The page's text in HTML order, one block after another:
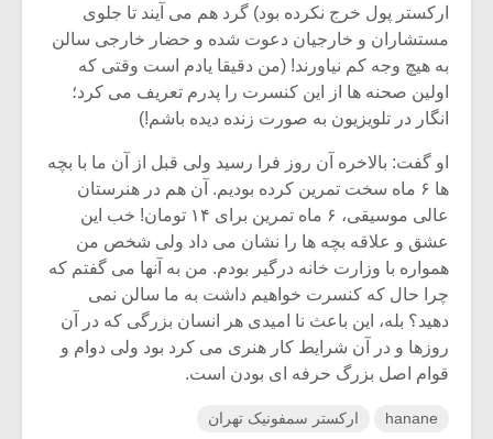
ارکستر پول خرج نکرده بود) گرد هم می آیند تا جلوی
مستشاران و خارجیان دعوت شده و حضار خارجی سالن
به هیچ وجه کم نیاورند! (من دقیقا یادم است وقتی که
اولین صحنه ها از این کنسرت را پدرم تعریف می کرد؛
انگار در تلویزیون به صورت زنده دیده باشم!)
او گفت: بالاخره آن روز فرا رسید ولی قبل از آن ما با بچه
ها ۶ ماه سخت تمرین کرده بودیم. آن هم در هنرستان
عالی موسیقی، ۶ ماه تمرین برای ۱۴ تومان! خب این
عشق و علاقه بچه ها را نشان می داد ولی شخص من
همواره با وزارت خانه درگیر بودم. من به آنها می گفتم که
چرا حال که کنسرت خواهیم داشت به ما سالن نمی
دهید؟ بله، این باعث نا امیدی هر انسان بزرگی که در آن
روزها و در آن شرایط کار هنری می کرد بود ولی دوام و
قوام اصل بزرگ حرفه ای بودن است.
hanane ارکستر سمفونیک تهران